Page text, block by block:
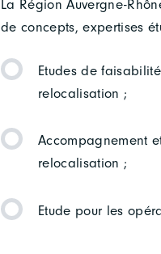
La Région Auvergne-
de concepts, expertises
Etudes de
relocalisation ;
Accompagnement
relocalisation ;
Etude pour les